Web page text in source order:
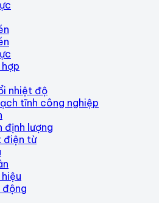
nhiệt độ
tĩnh công nghiệp
định lượng
điện từ
động